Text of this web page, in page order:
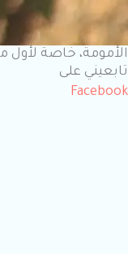
الأمومة، خاصة لأول
تابعيني على
Facebook